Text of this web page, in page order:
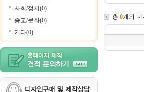
사회/정치(0)
종교/문화(0)
기타(0)
총 0개의 디